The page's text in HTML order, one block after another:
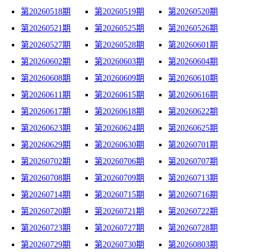
第20260518期
第20260519期
第20260520期
第20260521期
第20260525期
第20260526期
第20260527期
第20260528期
第20260601期
第20260602期
第20260603期
第20260604期
第20260608期
第20260609期
第20260610期
第20260611期
第20260615期
第20260616期
第20260617期
第20260618期
第20260622期
第20260623期
第20260624期
第20260625期
第20260629期
第20260630期
第20260701期
第20260702期
第20260706期
第20260707期
第20260708期
第20260709期
第20260713期
第20260714期
第20260715期
第20260716期
第20260720期
第20260721期
第20260722期
第20260723期
第20260727期
第20260728期
第20260729期
第20260730期
第20260803期